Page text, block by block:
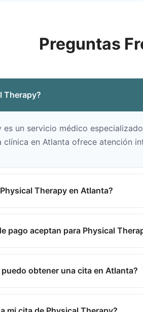
Preguntas
Therapy?
es un servicio médico
clínica en Atlanta ofrece atención
Therapy en Atlanta?
pago aceptan para Physical
obtener una cita en Atlanta?